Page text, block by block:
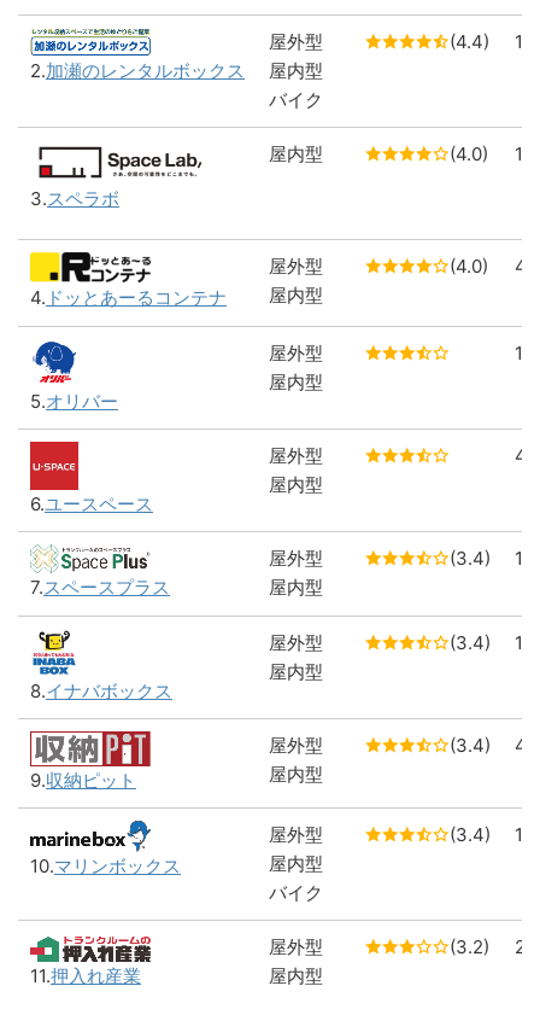
2.加瀬のレンタルボックス
屋外型
屋内型
バイク
(4.4) 17
3.スペラボ
屋内型 (4.0) 1
4. ドッとあーるコンテナ
屋外型
屋内型
(4.0) 4
5.オリバー
屋外型
屋内型
17
6.ユースペース
屋外型
屋内型
4
7.スペースプラス
屋外型
屋内型
(3.4) 1
8.イナバボックス
屋外型
屋内型
(3.4) 1
9.収納ピット
屋外型
屋内型
(3.4) 4
10.マリンボックス
屋外型
屋内型
バイク
(3.4) 12
11.押入れ産業
屋外型
屋内型
(3.2) 2